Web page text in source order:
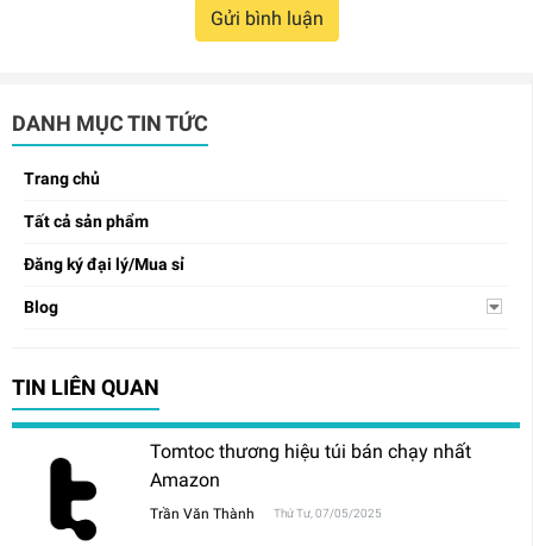
DANH MỤC TIN TỨC
Trang chủ
Tất cả sản phẩm
Đăng ký đại lý/Mua sỉ
Blog
TIN LIÊN QUAN
Tomtoc thương hiệu túi bán chạy nhất
Amazon
Trần Văn Thành Thứ Tư, 07/05/2025
Gửi bình luận